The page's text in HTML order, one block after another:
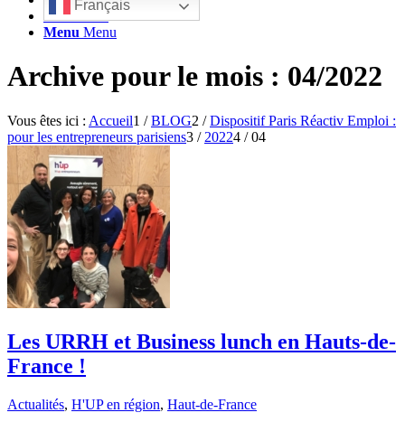
Français
Rechercher
Menu Menu
Archive pour le mois : 04/2022
Vous êtes ici : Accueil1 / BLOG2 / Dispositif Paris Réactiv Emploi :
pour les entrepreneurs parisiens3 / 20224 / 04
Les URRH et Business lunch en Hauts-de-
France !
Actualités, H'UP en région, Haut-de-France